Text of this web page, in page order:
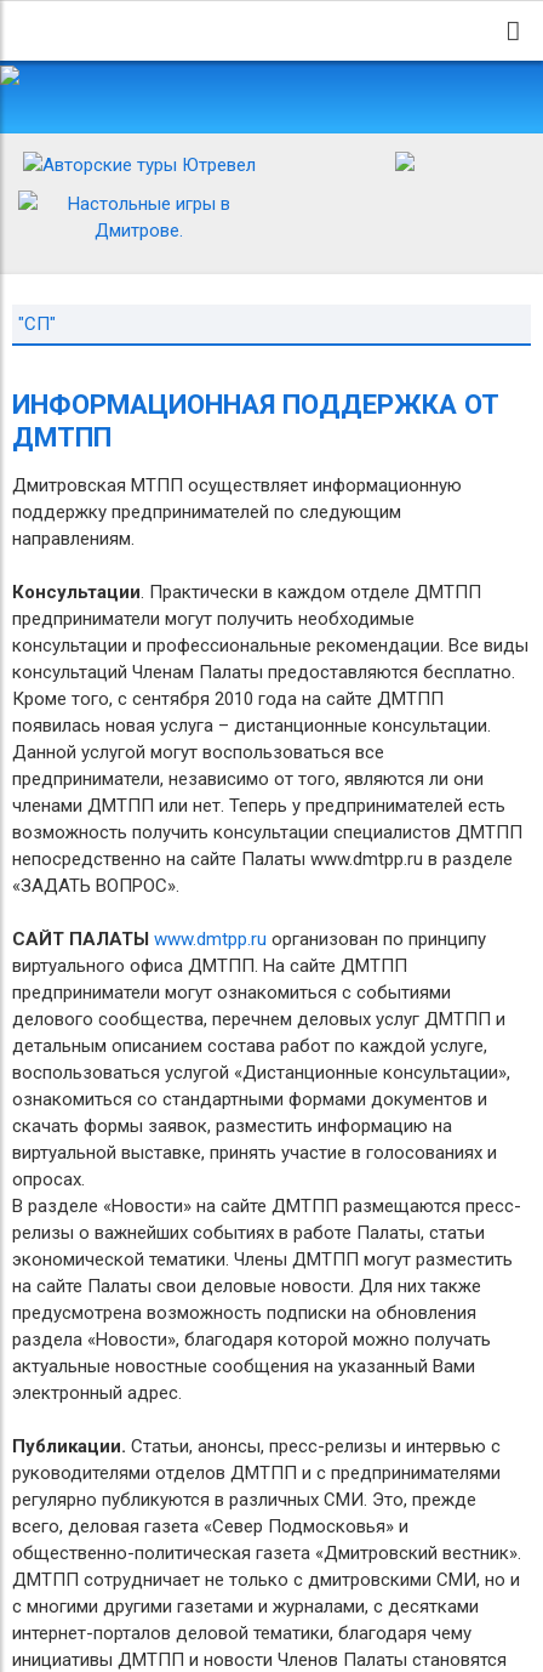
"СП"
ИНФОРМАЦИОННАЯ ПОДДЕРЖКА ОТ
ДМТПП
Дмитровская МТПП осуществляет информационную
поддержку предпринимателей по следующим
направлениям.
Консультации. Практически в каждом отделе ДМТПП
предприниматели могут получить необходимые
консультации и профессиональные рекомендации. Все виды
консультаций Членам Палаты предоставляются бесплатно.
Кроме того, с сентября 2010 года на сайте ДМТПП
появилась новая услуга – дистанционные консультации.
Данной услугой могут воспользоваться все
предприниматели, независимо от того, являются ли они
членами ДМТПП или нет. Теперь у предпринимателей есть
возможность получить консультации специалистов ДМТПП
непосредственно на сайте Палаты www.dmtpp.ru в разделе
«ЗАДАТЬ ВОПРОС».
САЙТ ПАЛАТЫ www.dmtpp.ru организован по принципу
виртуального офиса ДМТПП. На сайте ДМТПП
предприниматели могут ознакомиться с событиями
делового сообщества, перечнем деловых услуг ДМТПП и
детальным описанием состава работ по каждой услуге,
воспользоваться услугой «Дистанционные консультации»,
ознакомиться со стандартными формами документов и
скачать формы заявок, разместить информацию на
виртуальной выставке, принять участие в голосованиях и
опросах.
В разделе «Новости» на сайте ДМТПП размещаются пресс-
релизы о важнейших событиях в работе Палаты, статьи
экономической тематики. Члены ДМТПП могут разместить
на сайте Палаты свои деловые новости. Для них также
предусмотрена возможность подписки на обновления
раздела «Новости», благодаря которой можно получать
актуальные новостные сообщения на указанный Вами
электронный адрес.
Публикации. Статьи, анонсы, пресс-релизы и интервью с
руководителями отделов ДМТПП и с предпринимателями
регулярно публикуются в различных СМИ. Это, прежде
всего, деловая газета «Север Подмосковья» и
общественно-политическая газета «Дмитровский вестник».
ДМТПП сотрудничает не только с дмитровскими СМИ, но и
с многими другими газетами и журналами, с десятками
интернет-порталов деловой тематики, благодаря чему
инициативы ДМТПП и новости Членов Палаты становятся